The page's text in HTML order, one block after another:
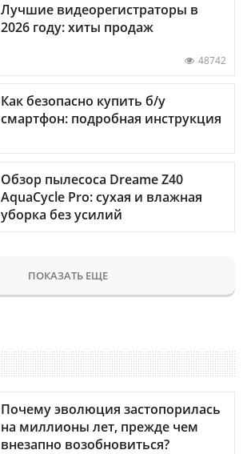
Лучшие видеорегистраторы в
2026 году: хиты продаж
48742
Как безопасно купить б/у
смартфон: подробная инструкция
Обзор пылесоса Dreame Z40
AquaCycle Pro: сухая и влажная
уборка без усилий
ПОКАЗАТЬ ЕЩЕ
Почему эволюция застопорилась
на миллионы лет, прежде чем
внезапно возобновиться?